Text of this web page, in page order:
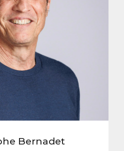
Bernadet